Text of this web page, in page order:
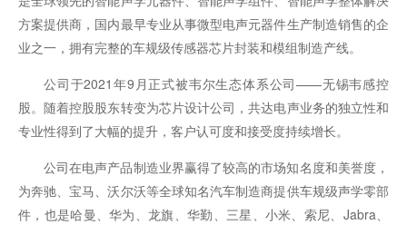
方案提供商，国内最早专业从事微型电声元器件生产制造销售的企
业之一，拥有完整的车规级传感器芯片封装和模组制造产线。
公司于2021年9月正式被韦尔生态体系公司——无锡韦感控
股。随着控股股东转变为芯片设计公司，共达电声业务的独立性和
专业性得到了大幅的提升，客户认可度和接受度持续增长。
公司在电声产品制造业界赢得了较高的市场知名度和美誉度，
为奔驰、宝马、沃尔沃等全球知名汽车制造商提供车规级声学零部
件，也是哈曼、华为、龙旗、华勤、三星、小米、索尼、Jabra、